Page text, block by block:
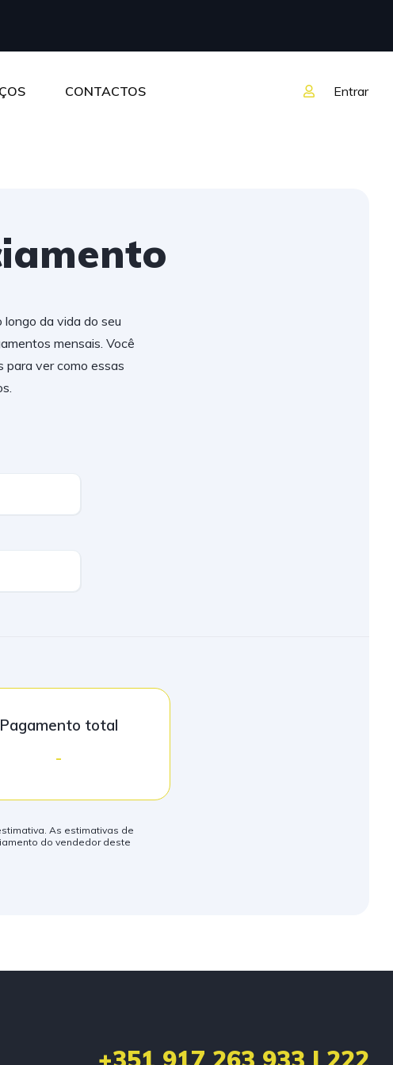
CONTACTOS Entrar
da vida do seu
mensais. Você
para ver como essas
Pagamento total
-
As estimativas de
do vendedor deste